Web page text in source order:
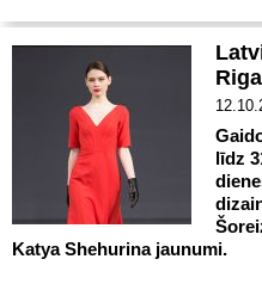
līdz
Katya Shehurina jaunumi.